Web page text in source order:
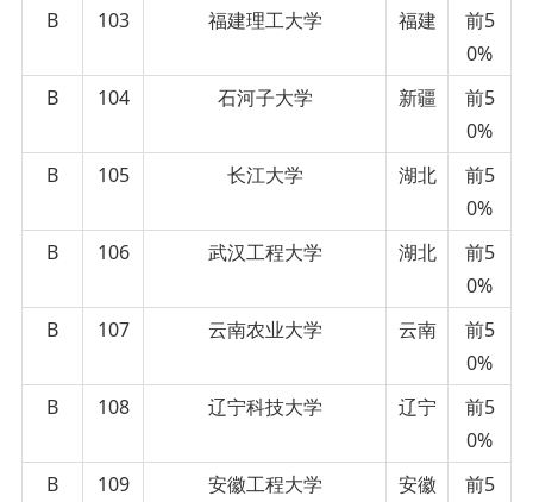
B
103 福建理工大学 福建
前5
0%
B
104 石河子大学 新疆
前5
0%
B
105 长江大学 湖北
前5
0%
B
106 武汉工程大学 湖北
前5
0%
B
107 云南农业大学 云南
前5
0%
B
108 辽宁科技大学 辽宁
前5
0%
B
109 安徽工程大学 安徽
前5